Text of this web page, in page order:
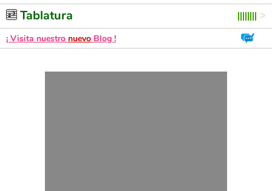
Tablatura
¡ Visita nuestro nuevo Blog !